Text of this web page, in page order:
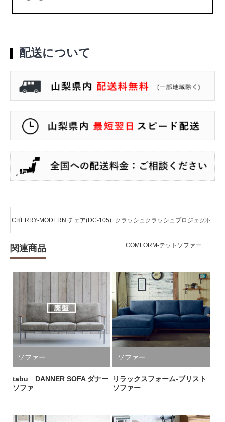
配送について
CHERRY-MODERN チェア(DC-105) クラッシュクラッシュプロジェクト
COMFORM-テットソファー
関連商品
ソファー
tabu DANNER SOFA ダナー
ソファ
ソファー
リラックスフォーム-ブリスト
ソファー